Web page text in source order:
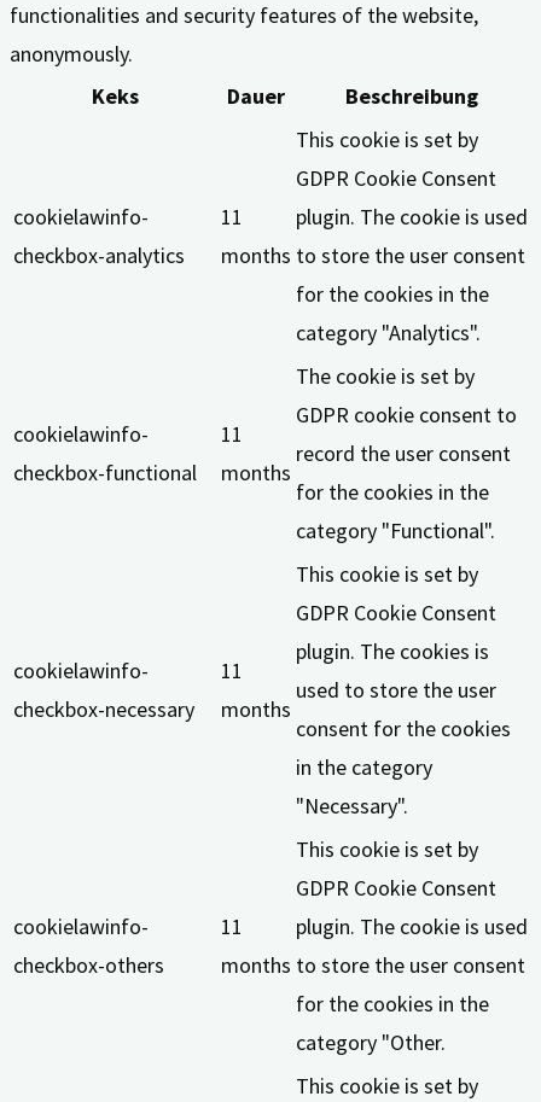
functionalities and security features of the website,
anonymously.
Keks
Dauer Beschreibung
cookielawinfo-
checkbox-analytics
11
months
This cookie is set by
GDPR Cookie Consent
plugin. The cookie is used
to store the user consent
for the cookies in the
category "Analytics".
cookielawinfo-
checkbox-functional
11
months
The cookie is set by
GDPR cookie consent to
record the user consent
for the cookies in the
category "Functional".
cookielawinfo-
checkbox-necessary
11
months
This cookie is set by
GDPR Cookie Consent
plugin. The cookies is
used to store the user
consent for the cookies
in the category
"Necessary".
cookielawinfo-
checkbox-others
11
months
This cookie is set by
GDPR Cookie Consent
plugin. The cookie is used
to store the user consent
for the cookies in the
category "Other.
This cookie is set by